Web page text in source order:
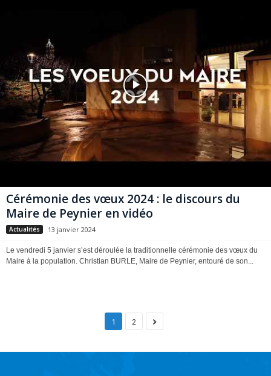
Cérémonie des vœux 2024 : le discours du
Maire de Peynier en vidéo
Actualités 13 janvier 2024
Le vendredi 5 janvier s’est déroulée la traditionnelle cérémonie des vœux du
Maire à la population. Christian BURLE, Maire de Peynier, entouré de son...
1 2